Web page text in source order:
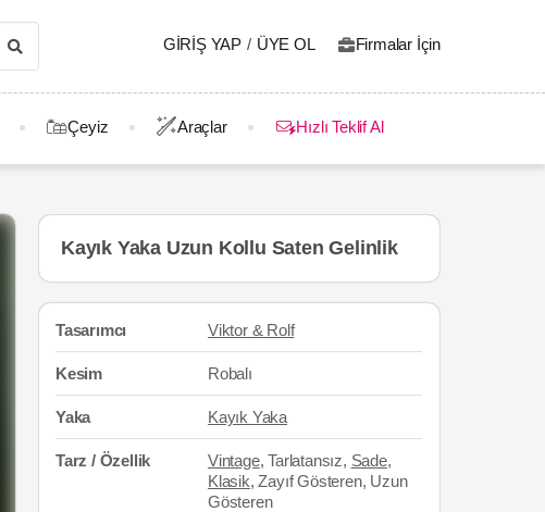
GIRIŞ YAP / ÜYE OL Firmalar İçin
Çeyiz Araçlar Hızlı Teklif Al
Kayık Yaka Uzun Kollu Saten Gelinlik
Tasarımcı Viktor & Rolf
Kesim Robalı
Yaka Kayık Yaka
Tarz / Özellik Vintage, Tarlatansız, Sade,
Klasik, Zayıf Gösteren, Uzun
Gösteren